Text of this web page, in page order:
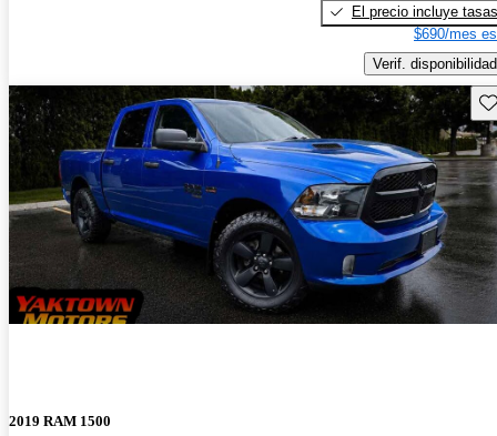
El precio incluye tasas
$690/mes
Verif. disponibilidad
2019 RAM 1500